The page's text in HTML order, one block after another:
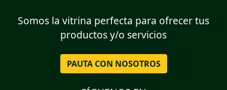
Somos la vitrina perfecta para ofrecer tus
productos y/o servicios
PAUTA CON NOSOTROS